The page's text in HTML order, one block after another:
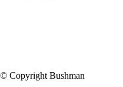
© Copyright Bushman